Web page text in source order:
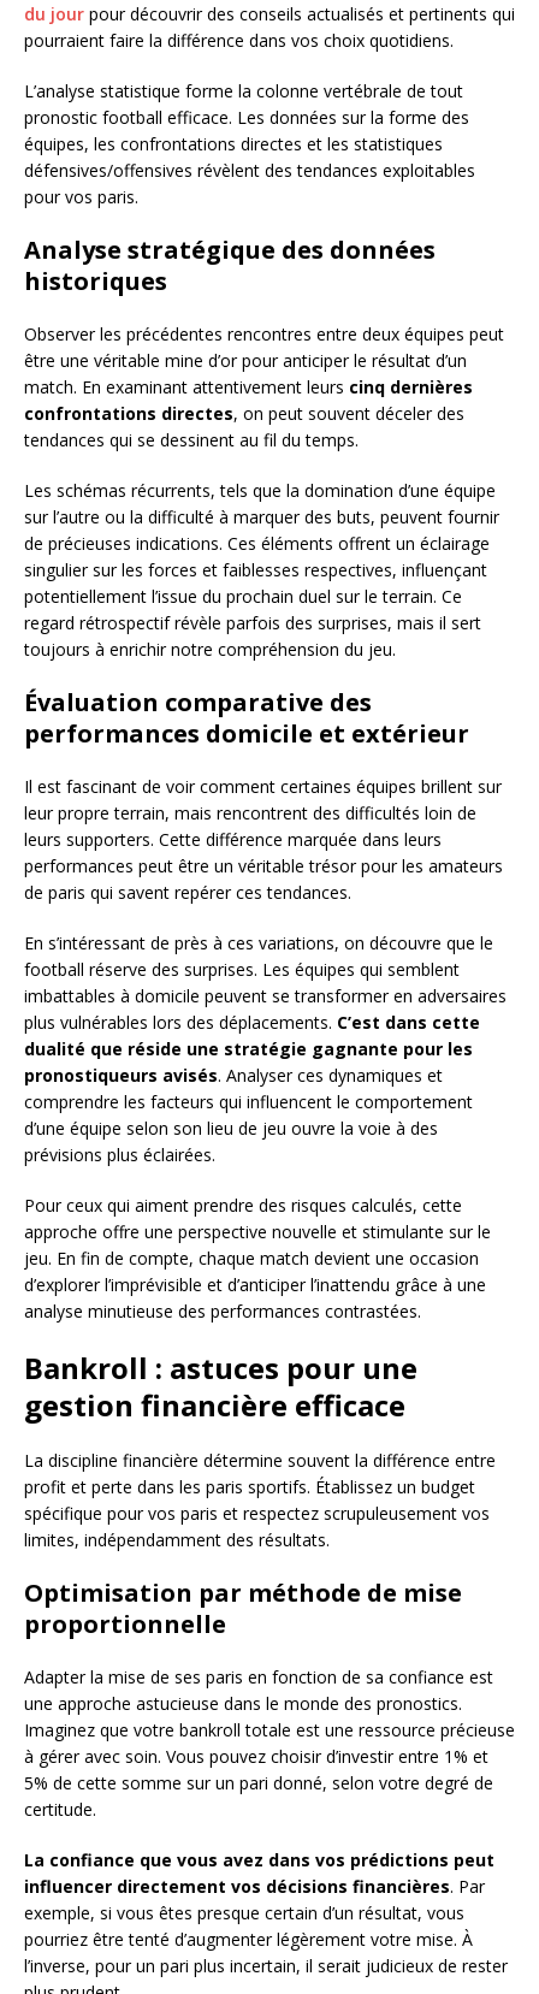
du jour pour découvrir des conseils actualisés et pertinents qui
pourraient faire la différence dans vos choix quotidiens.
L’analyse statistique forme la colonne vertébrale de tout
pronostic football efficace. Les données sur la forme des
équipes, les confrontations directes et les statistiques
défensives/offensives révèlent des tendances exploitables
pour vos paris.
Analyse stratégique des données
historiques
Observer les précédentes rencontres entre deux équipes peut
être une véritable mine d’or pour anticiper le résultat d’un
match. En examinant attentivement leurs cinq dernières
confrontations directes, on peut souvent déceler des
tendances qui se dessinent au fil du temps.
Les schémas récurrents, tels que la domination d’une équipe
sur l’autre ou la difficulté à marquer des buts, peuvent fournir
de précieuses indications. Ces éléments offrent un éclairage
singulier sur les forces et faiblesses respectives, influençant
potentiellement l’issue du prochain duel sur le terrain. Ce
regard rétrospectif révèle parfois des surprises, mais il sert
toujours à enrichir notre compréhension du jeu.
Évaluation comparative des
performances domicile et extérieur
Il est fascinant de voir comment certaines équipes brillent sur
leur propre terrain, mais rencontrent des difficultés loin de
leurs supporters. Cette différence marquée dans leurs
performances peut être un véritable trésor pour les amateurs
de paris qui savent repérer ces tendances.
En s’intéressant de près à ces variations, on découvre que le
football réserve des surprises. Les équipes qui semblent
imbattables à domicile peuvent se transformer en adversaires
plus vulnérables lors des déplacements. C’est dans cette
dualité que réside une stratégie gagnante pour les
pronostiqueurs avisés. Analyser ces dynamiques et
comprendre les facteurs qui influencent le comportement
d’une équipe selon son lieu de jeu ouvre la voie à des
prévisions plus éclairées.
Pour ceux qui aiment prendre des risques calculés, cette
approche offre une perspective nouvelle et stimulante sur le
jeu. En fin de compte, chaque match devient une occasion
d’explorer l’imprévisible et d’anticiper l’inattendu grâce à une
analyse minutieuse des performances contrastées.
Bankroll : astuces pour une
gestion financière efficace
La discipline financière détermine souvent la différence entre
profit et perte dans les paris sportifs. Établissez un budget
spécifique pour vos paris et respectez scrupuleusement vos
limites, indépendamment des résultats.
Optimisation par méthode de mise
proportionnelle
Adapter la mise de ses paris en fonction de sa confiance est
une approche astucieuse dans le monde des pronostics.
Imaginez que votre bankroll totale est une ressource précieuse
à gérer avec soin. Vous pouvez choisir d’investir entre 1% et
5% de cette somme sur un pari donné, selon votre degré de
certitude.
La confiance que vous avez dans vos prédictions peut
influencer directement vos décisions financières. Par
exemple, si vous êtes presque certain d’un résultat, vous
pourriez être tenté d’augmenter légèrement votre mise. À
l’inverse, pour un pari plus incertain, il serait judicieux de rester